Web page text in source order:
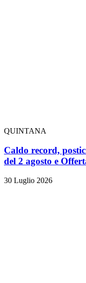
QUINTANA
Caldo record,
del 2 agosto e
30 Luglio 2026